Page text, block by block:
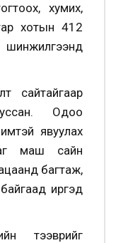
хумих,
хотын 412
сайтайгаар
Одоо
явуулах
маш сайн
багтаж,
иргэд
тээврийг